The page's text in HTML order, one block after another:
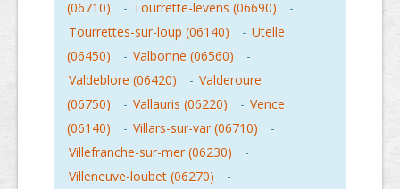
(06710)
- Tourrette-levens (06690)
-
Tourrettes-sur-loup (06140)
- Utelle
(06450)
- Valbonne (06560)
-
Valdeblore (06420)
- Valderoure
(06750)
- Vallauris (06220) - Vence
(06140)
- Villars-sur-var (06710)
-
Villefranche-sur-mer (06230)
-
Villeneuve-loubet (06270)
-